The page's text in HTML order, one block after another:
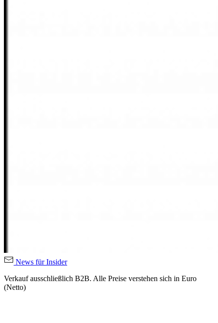
News für Insider
Verkauf ausschließlich B2B. Alle Preise verstehen sich in Euro
(Netto)